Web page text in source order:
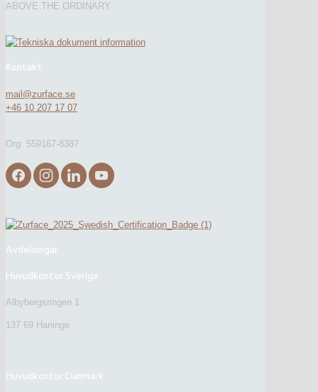
ABOVE THE ORDINARY
Kontakt
mail@zurface.se
+46 10 207 17 07
Org: 559167-8387
Avdelningar
Huvudkontor Sverige
Albybergsringen 1
137 69 Haninge
Huvudkontor Danmark